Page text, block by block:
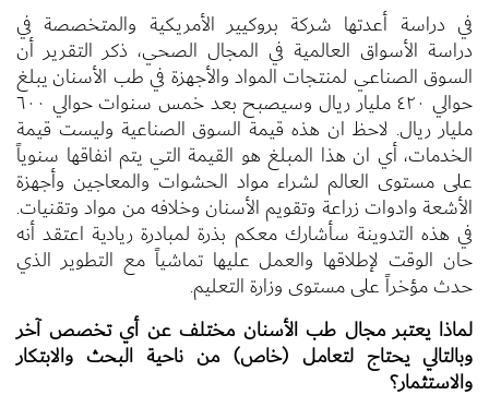
في دراسة أعدتها شركة بروكيير الأمريكية والمتخصصة في
دراسة الأسواق العالمية في المجال الصحي، ذكر التقرير أن
السوق الصناعي لمنتجات المواد والأجهزة في طب الأسنان يبلغ
حوالي ٤٢٠ مليار ريال وسيصبح بعد خمس سنوات حوالي ٦٠٠
مليار ريال. لاحظ ان هذه قيمة السوق الصناعية وليست قيمة
الخدمات، أي ان هذا المبلغ هو القيمة التي يتم انفاقها سنوياً
على مستوى العالم لشراء مواد الحشوات والمعاجين وأجهزة
الأشعة وادوات زراعة وتقويم الأسنان وخلافه من مواد وتقنيات.
في هذه التدوينة سأشارك معكم بذرة لمبادرة ريادية اعتقد أنه
حان الوقت لإطلاقها والعمل عليها تماشياً مع التطوير الذي
حدث مؤخراً على مستوى وزارة التعليم.
لماذا يعتبر مجال طب الأسنان مختلف عن أي تخصص آخر
وبالتالي يحتاج لتعامل (خاص) من ناحية البحث والابتكار
والاستثمار؟